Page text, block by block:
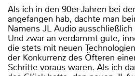
Als ich in den 90er-Jahren bei
angefangen hab, dachte man
Namens JL Audio
Und zwar an verdammt gute,
die stets mit neuen
der Konkurrenz des Öfteren
Schritte voraus waren. Als ich